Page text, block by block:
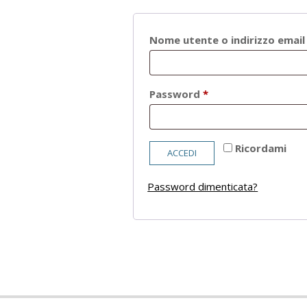
Nome utente o indirizzo
Password*Richiesto
Ricordami
ACCEDI
Password dimenticata?
05-